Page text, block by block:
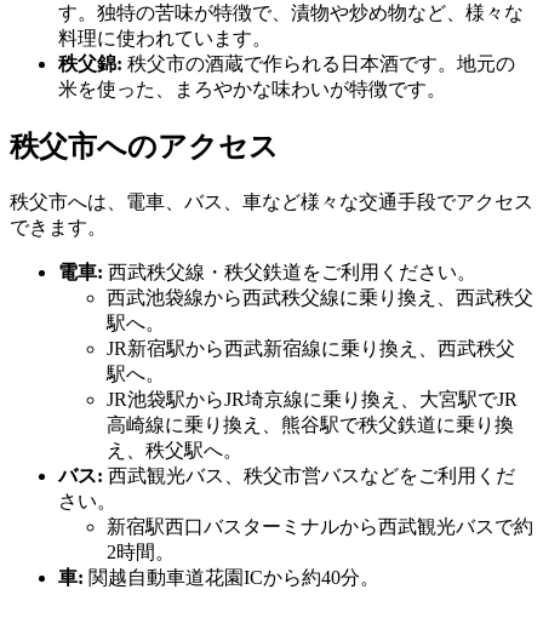
す。独特の苦味が特徴で、漬物や炒め物など、様々な
料理に使われています。
秩父錦: 秩父市の酒蔵で作られる日本酒です。地元の
米を使った、まろやかな味わいが特徴です。
秩父市へのアクセス
秩父市へは、電車、バス、車など様々な交通手段でアクセス
できます。
電車: 西武秩父線・秩父鉄道をご利用ください。
西武池袋線から西武秩父線に乗り換え、西武秩父
駅へ。
JR新宿駅から西武新宿線に乗り換え、西武秩父
駅へ。
JR池袋駅からJR埼京線に乗り換え、大宮駅でJR
高崎線に乗り換え、熊谷駅で秩父鉄道に乗り換
え、秩父駅へ。
バス: 西武観光バス、秩父市営バスなどをご利用くだ
さい。
新宿駅西口バスターミナルから西武観光バスで約
2時間。
車: 関越自動車道花園ICから約40分。